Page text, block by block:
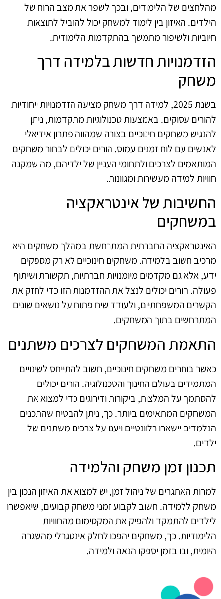
מהלחצים של הלימודים, ובכך לשפר את מצב הרוח של
הילדים. האיזון בין לימוד למשחק יכול להוביל לתוצאות
חיוביות ולשיפור מתמשך בהתקדמות הלימודית.
הזדמנויות חדשות בלמידה דרך
משחק
בשנת 2025, למידה דרך משחק מציעה הזדמנויות ייחודיות
להורים עסוקים. באמצעות טכנולוגיות מתקדמות, ניתן
להנגיש משחקים חינוכיים בצורה שמהווה פתרון אידיאלי
לאנשים עם לוח זמנים עמוס. הורים יכולים לבחור משחקים
המותאמים לצרכים ולתחומי העניין של ילדיהם, מה שמקנה
חוויות למידה מעשירות ומגוונות.
החשיבות של אינטראקציה
במשחקים
האינטראקציה החברתית המתרחשת במהלך משחקים היא
מרכיב חשוב בלמידה. משחקים חינוכיים לא רק מספקים
ידע, אלא גם מקדמים מיומנויות חברתיות, תקשורת ושיתוף
פעולה. הורים יכולים לנצל את ההזדמנות הזו כדי לחזק את
הקשרים המשפחתיים, ולעודד שיח פתוח על נושאים שונים
המתרחשים בתוך המשחקים.
התאמת המשחקים לצרכים משתנים
כאשר בוחרים משחקים חינוכיים, חשוב להתייחס לשינויים
המתמידים בעולם החינוך והטכנולוגיה. הורים יכולים
להסתמך על המלצות, ביקורות ודירוגים כדי למצוא את
המשחקים המתאימים ביותר. כך, ניתן להבטיח שהתכנים
הנלמדים יישארו רלוונטיים ויענו על צרכים משתנים של
ילדים.
תכנון זמן משחק והלמידה
למרות האתגרים של ניהול זמן, יש למצוא את האיזון הנכון בין
משחק ללמידה. חשוב לקבוע זמני משחק קבועים, שיאפשרו
לילדים להתמקד ולהפיק את המקסימום מהחוויות
הלימודיות. כך, משחקים יהפכו לחלק אינטגרלי מהשגרה
היומית, ובו בזמן יספקו הנאה ולמידה.